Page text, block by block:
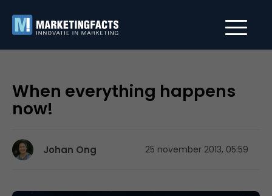
When everything happens
now!
Johan Ong 25 november 2013, 05:59